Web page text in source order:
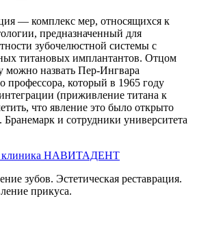
— комплекс мер, относящихся к
предназначенный для
зубочелюстной системы с
титановых имплантантов. Отцом
можно назвать Пер-Ингвара
профессора, который в 1965 году
(приживление титана к
что явление это было открыто
и сотрудники университета
зубов. Эстетическая реставрация.
прикуса.